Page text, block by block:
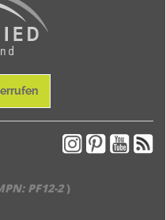
PF12-2)